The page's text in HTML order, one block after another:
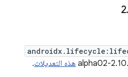
.
هذه التعديلات.